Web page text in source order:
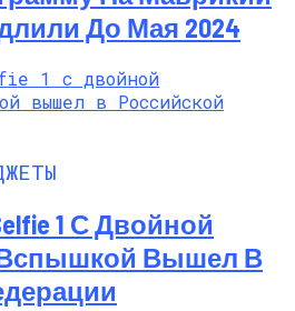
До Мая 2024
1 С Двойной
Вышел В